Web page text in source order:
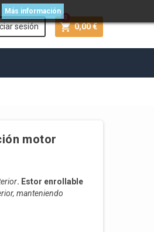
sesión  0,00 €
0
Más información
motor
. Estor enrollable
manteniendo